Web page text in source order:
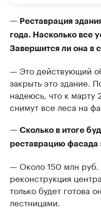
— Реставрация
года. Насколько все
Завершится ли она в
— Это действующий
закрыть это здание.
надеюсь, что к марту
снимут все леса на
— Сколько в итоге
реставрацию фасада
— Около 150 млн руб.
реконструкция
только будет готова
лестницами.